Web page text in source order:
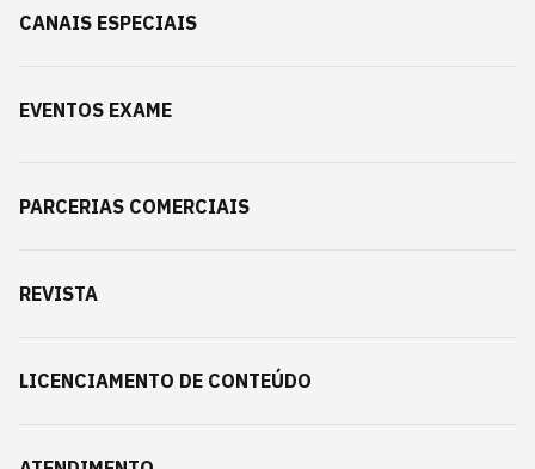
CANAIS ESPECIAIS
EVENTOS EXAME
PARCERIAS COMERCIAIS
REVISTA
LICENCIAMENTO DE CONTEÚDO